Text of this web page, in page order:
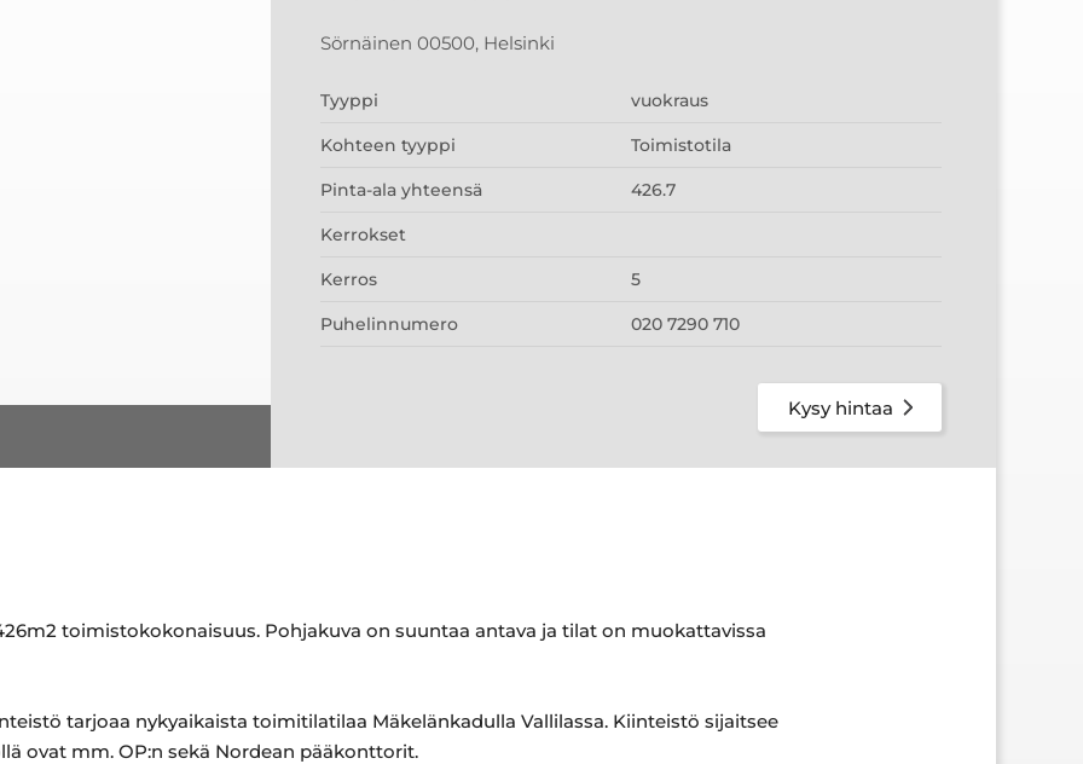
Sörnäinen 00500, Helsinki
Tyyppi vuokraus
Kohteen tyyppi Toimistotila
Pinta-ala yhteensä 426.7
Kerrokset
Kerros 5
Puhelinnumero 020 7290 710
Kysy hintaa
toimistokokonaisuus. Pohjakuva on suuntaa antava ja tilat on muokattavissa
tarjoaa nykyaikaista toimitilatilaa Mäkelänkadulla Vallilassa. Kiinteistö sijaitsee
ovat mm. OP:n sekä Nordean pääkonttorit.